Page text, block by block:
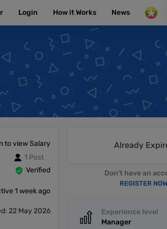
Login How it Works News
to view Salary
1 Post
Verified
1 week ago
22 May 2026
Already
Don't have an
REGISTER
Experience level
Manager